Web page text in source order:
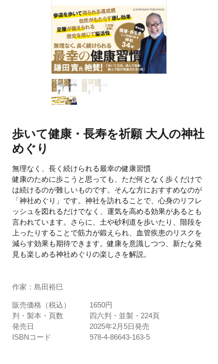
歩いて健康・長寿を祈願 大人の神社
めぐり
無理なく、長く続けられる最幸の健康習慣
健康のために歩こうと思っても、ただ何となく歩くだけで
は続けるのが難しいものです。そんな方におすすめなのが
「神社めぐり」です。神社を訪れることで、心身のリフレ
ッシュを図れるだけでなく、運気を高める効果があるとも
言われています。さらに、土や砂利道を歩いたり、階段を
上ったりすることで筋力が鍛えられ、血管疾患のリスクを
減らす効果も期待できます。健康を意識しつつ、新たな発
見も楽しめる神社めぐりの楽しさを解説。
作家：島田裕巳
販売価格（税込）
1650円
判・製本・頁数
四六判・並製・224頁
発売日
2025年2月5日発売
ISBNコード
978-4-86643-163-5